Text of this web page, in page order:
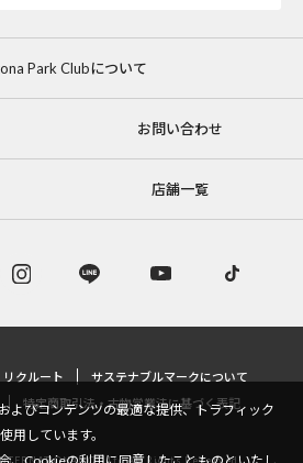
Park Clubについて
お問い合わせ
店舗一覧
リクルート
サステナブルマークについて
特定商取引法・古物営業法に基づく表記
よびコンテンツの最適な提供、トラフィック
用しています。